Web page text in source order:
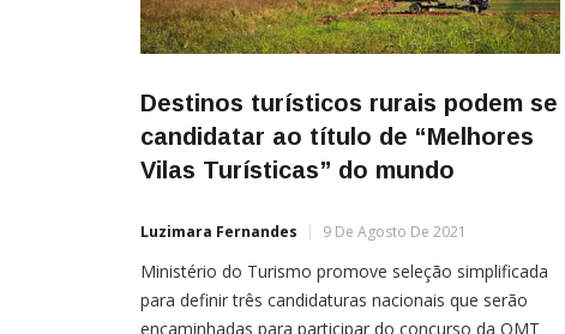
Destinos turísticos rurais podem se
candidatar ao título de “Melhores
Vilas Turísticas” do mundo
Luzimara Fernandes 9 De Agosto De 2021
Ministério do Turismo promove seleção simplificada
para definir três candidaturas nacionais que serão
encaminhadas para participar do concurso da OMT